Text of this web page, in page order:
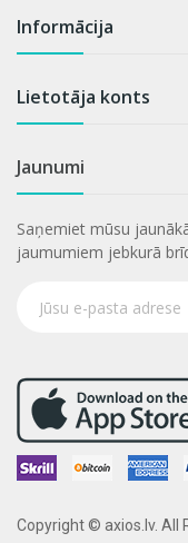
Informācija
Lietotāja konts
Jaunumi
Saņemiet mūsu
jaumumiem jebkurā
Copyright © axios.lv. All